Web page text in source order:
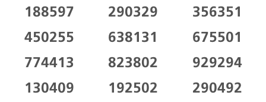
188597
290329
356351
450255
638131
675501
774413
823802
929294
130409
192502
290492